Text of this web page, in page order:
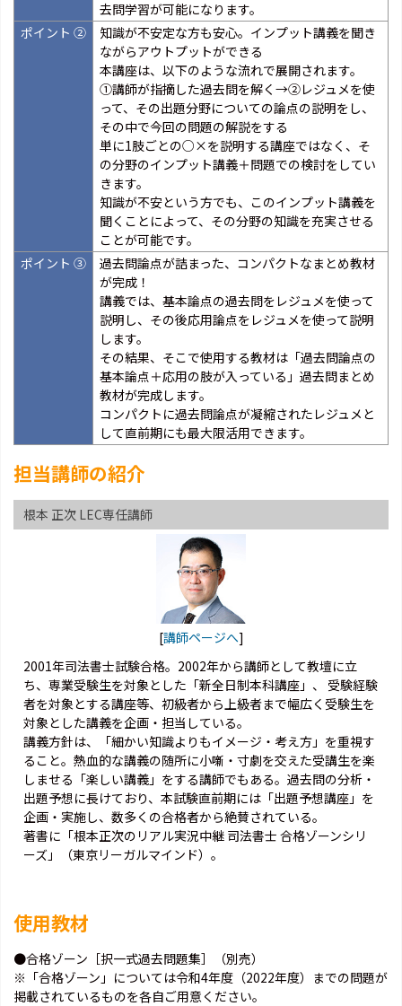
去問学習が可能になります。
ポイント ②
知識が不安定な方も安心。インプット講義を聞き
ながらアウトプットができる
本講座は、以下のような流れで展開されます。
①講師が指摘した過去問を解く→②レジュメを使
って、その出題分野についての論点の説明をし、
その中で今回の問題の解説をする
単に1肢ごとの○×を説明する講座ではなく、そ
の分野のインプット講義＋問題での検討をしてい
きます。
知識が不安という方でも、このインプット講義を
聞くことによって、その分野の知識を充実させる
ことが可能です。
ポイント ③
過去問論点が詰まった、コンパクトなまとめ教材
が完成！
講義では、基本論点の過去問をレジュメを使って
説明し、その後応用論点をレジュメを使って説明
します。
その結果、そこで使用する教材は「過去問論点の
基本論点＋応用の肢が入っている」過去問まとめ
教材が完成します。
コンパクトに過去問論点が凝縮されたレジュメと
して直前期にも最大限活用できます。
担当講師の紹介
根本 正次 LEC専任講師
[講師ページへ]
2001年司法書士試験合格。2002年から講師として教壇に立
ち、専業受験生を対象とした「新全日制本科講座」、 受験経験
者を対象とする講座等、初級者から上級者まで幅広く受験生を
対象とした講義を企画・担当している。
講義方針は、「細かい知識よりもイメージ・考え方」を重視す
ること。熱血的な講義の随所に小噺・寸劇を交えた受講生を楽
しませる「楽しい講義」をする講師でもある。過去問の分析・
出題予想に長けており、本試験直前期には「出題予想講座」を
企画・実施し、数多くの合格者から絶賛されている。
著書に「根本正次のリアル実況中継 司法書士 合格ゾーンシリ
ーズ」（東京リーガルマインド）。
使用教材
●合格ゾーン［択一式過去問題集］（別売）
※「合格ゾーン」については令和4年度（2022年度）までの問題が
掲載されているものを各自ご用意ください。